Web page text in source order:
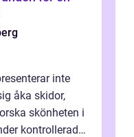
inte
åka skidor,
skönheten i
kontrollerade